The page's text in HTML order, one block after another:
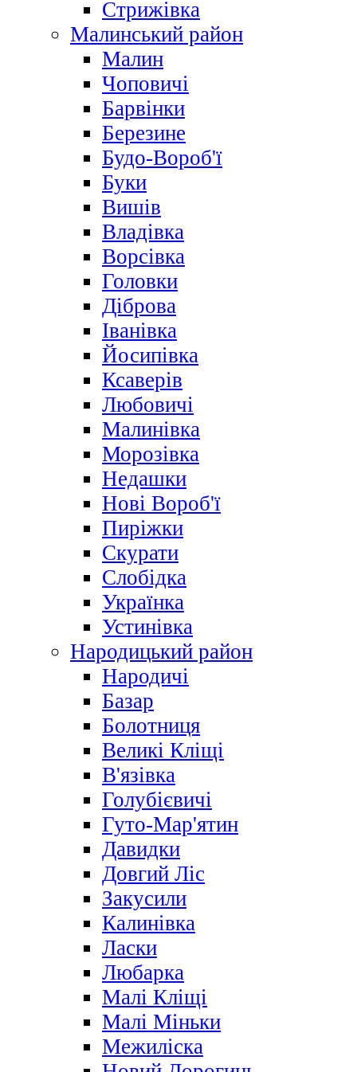
Стрижівка
Малинський район
Малин
Чоповичі
Барвінки
Березине
Будо-Вороб'ї
Буки
Вишів
Владівка
Ворсівка
Головки
Діброва
Іванівка
Йосипівка
Ксаверів
Любовичі
Малинівка
Морозівка
Недашки
Нові Вороб'ї
Пиріжки
Скурати
Слобідка
Українка
Устинівка
Народицький район
Народичі
Базар
Болотниця
Великі Кліщі
В'язівка
Голубієвичі
Гуто-Мар'ятин
Давидки
Довгий Ліс
Закусили
Калинівка
Ласки
Любарка
Малі Кліщі
Малі Міньки
Межиліска